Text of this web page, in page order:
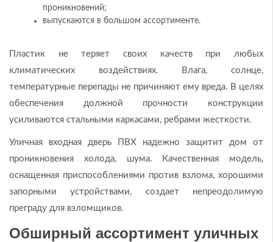
проникновений;
выпускаются в большом ассортименте.
Пластик не теряет своих качеств при любых
климатических воздействиях. Влага, солнце,
температурные перепады не причиняют ему вреда. В целях
обеспечения должной прочности конструкции
усиливаются стальными каркасами, ребрами жесткости.
Уличная входная дверь ПВХ надежно защитит дом от
проникновения холода, шума. Качественная модель,
оснащенная приспособлениями против взлома, хорошими
запорными устройствами, создает непреодолимую
преграду для взломщиков.
Обширный ассортимент уличных